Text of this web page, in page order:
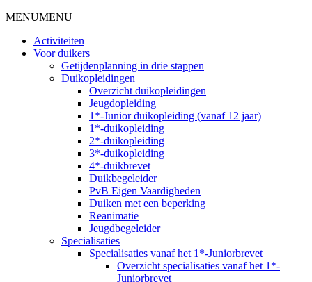
MENUMENU
Activiteiten
Voor duikers
Getijdenplanning in drie stappen
Duikopleidingen
Overzicht duikopleidingen
Jeugdopleiding
1*-Junior duikopleiding (vanaf 12 jaar)
1*-duikopleiding
2*-duikopleiding
3*-duikopleiding
4*-duikbrevet
Duikbegeleider
PvB Eigen Vaardigheden
Duiken met een beperking
Reanimatie
Jeugdbegeleider
Specialisaties
Specialisaties vanaf het 1*-Juniorbrevet
Overzicht specialisaties vanaf het 1*-
Juniorbrevet